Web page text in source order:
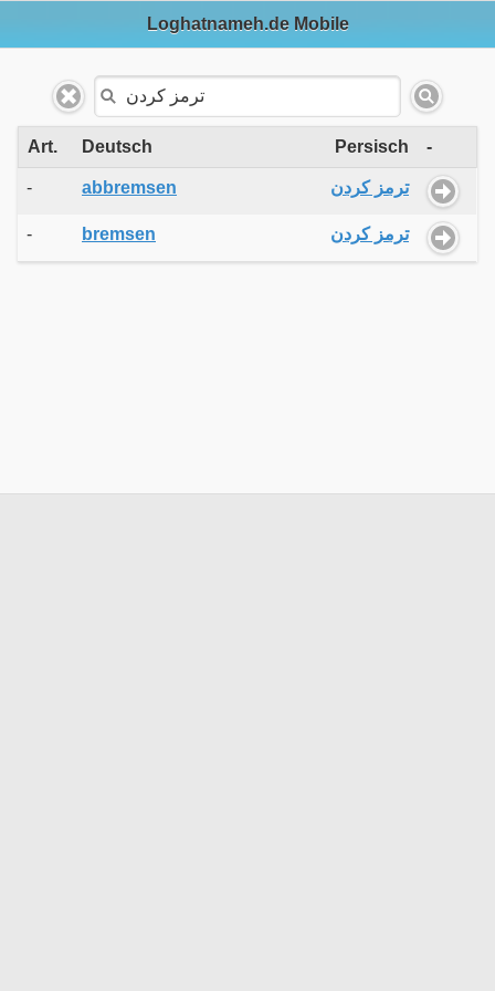
Loghatnameh.de Mobile
Art. Deutsch Persisch -
- abbremsen ترمز کردن
- bremsen ترمز کردن